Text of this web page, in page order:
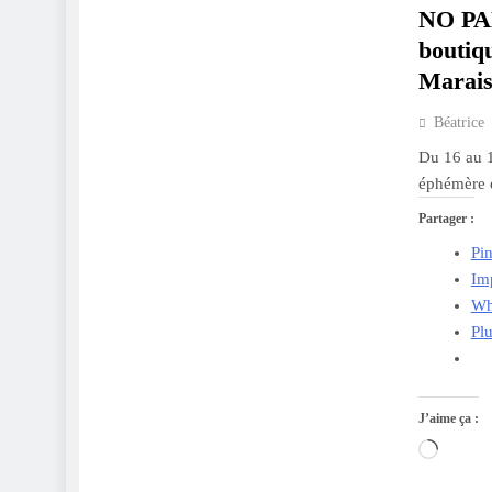
NO
Béatrice
Du 16 au
Partager :
J’aime ça :